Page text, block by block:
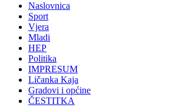
Naslovnica
Sport
Vjera
Mladi
HEP
Politika
IMPRESUM
Ličanka Kaja
Gradovi i općine
ČESTITKA